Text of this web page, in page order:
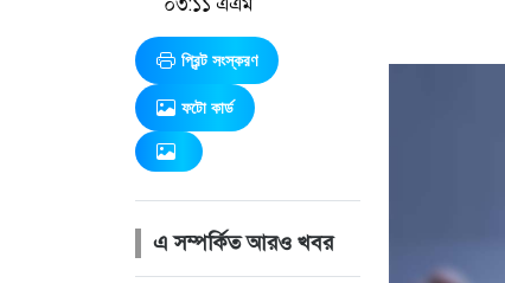
প্রিন্ট সংস্করণ
ফটো কার্ড
এ সম্পর্কিত আরও খবর